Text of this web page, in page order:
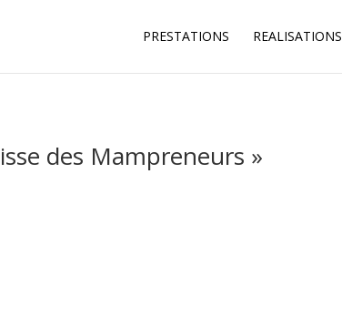
PRESTATIONS REALISATIONS
des Mampreneurs »